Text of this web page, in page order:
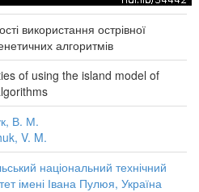
використання острівної
алгоритмів
of using the island model of
В. М.
V. M.
національний технічний
імені Івана Пулюя, Україна